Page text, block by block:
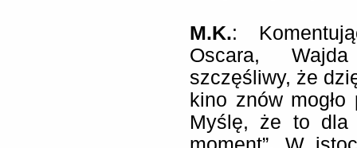
M.K.:
Oscara,
szczęśliwy, że
kino znów
Myślę, że to dla